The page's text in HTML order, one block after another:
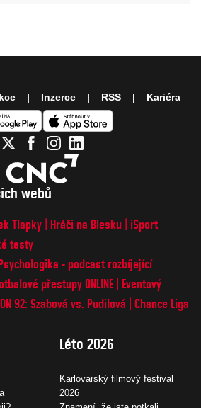
webů
Tlapky Hráči na Blesku
iSport
testy
- podcast rozbíjející
přestupy ONLINE
Eventový
92: Szabová vs. Pudilová
Chance Liga
Léto 2026
Karlovarský filmový festival
2026
Inzerce RSS Kariéra